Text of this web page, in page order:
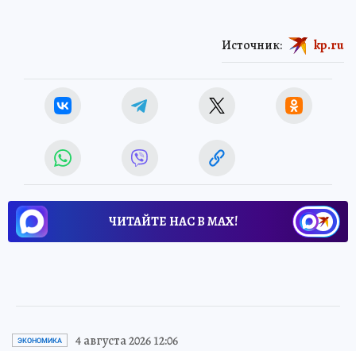
Источник: kp.ru
ЧИТАЙТЕ НАС В МАХ!
ЭКОНОМИКА 4 августа 2026 12:06